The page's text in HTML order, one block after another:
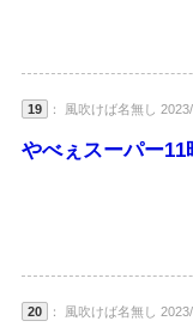
19 ： 風吹けば名無し
やべぇスーパー
20 ： 風吹けば名無し